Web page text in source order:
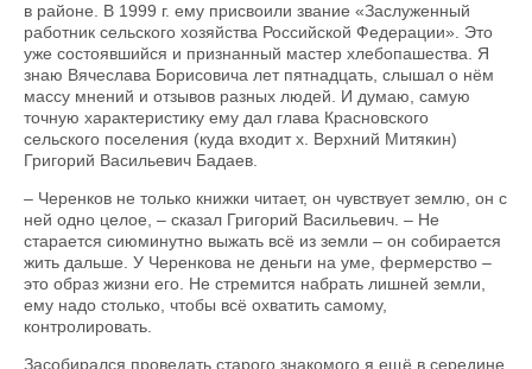
в районе. В 1999 г. ему присвоили звание «Заслуженный
работник сельского хозяйства Российской Федерации». Это
уже состоявшийся и признанный мастер хлебопашества. Я
знаю Вячеслава Борисовича лет пятнадцать, слышал о нём
массу мнений и отзывов разных людей. И думаю, самую
точную характеристику ему дал глава Красновского
сельского поселения (куда входит х. Верхний Митякин)
Григорий Васильевич Бадаев.
– Черенков не только книжки читает, он чувствует землю, он с
ней одно целое, – сказал Григорий Васильевич. – Не
старается сиюминутно выжать всё из земли – он собирается
жить дальше. У Черенкова не деньги на уме, фермерство –
это образ жизни его. Не стремится набрать лишней земли,
ему надо столько, чтобы всё охватить самому,
контролировать.
Засобирался проведать старого знакомого я ещё в середине